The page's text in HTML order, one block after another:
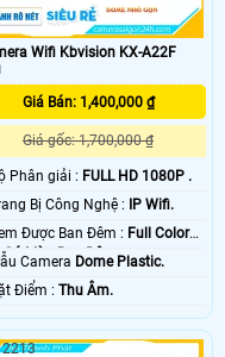
Wifi Kbvision KX-A22F
Giá Bán: 1,400,000 ₫
Giá gốc: 1,700,000 ₫
Độ Phân giải : FULL HD 1080P .
👍 Trang Bị Công Nghệ :
IP Wifi.
🌛 Xem Được Ban Đêm : Full Color
Có Màu Ban Ðêm.
Mẫu Camera Dome Plastic.
️⌘ Đặt Điểm :Thu Âm.
2213